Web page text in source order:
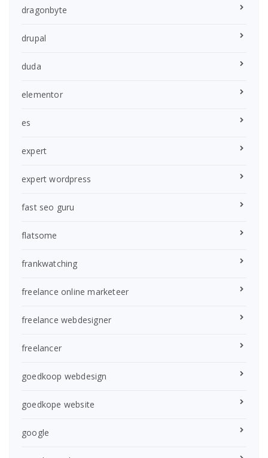
dragonbyte
drupal
duda
elementor
es
expert
expert wordpress
fast seo guru
flatsome
frankwatching
freelance online marketeer
freelance webdesigner
freelancer
goedkoop webdesign
goedkope website
google